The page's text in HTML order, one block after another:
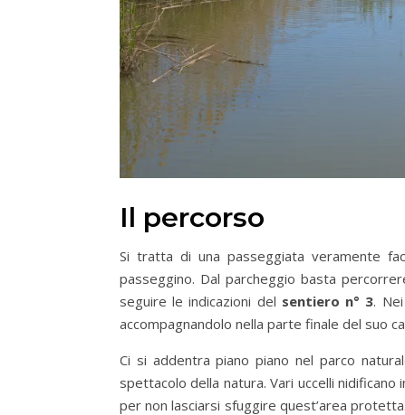
Il percorso
Si tratta di una passeggiata veramente
passeggino. Dal parcheggio basta
seguire le indicazioni del sentiero n° 3.
accompagnandolo nella parte finale del suo
Ci si addentra piano piano nel parco
spettacolo della natura. Vari uccelli
per non lasciarsi sfuggire quest’area